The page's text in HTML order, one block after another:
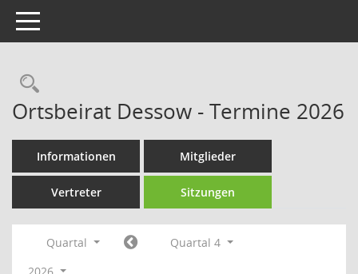
Toggle navigation
Rechercheauswahl
Ortsbeirat Dessow - Termine 2026
Informationen Mitglieder
Vertreter Sitzungen
Quartal
Quartal 4